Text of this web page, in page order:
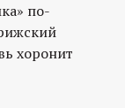
по-
хоронит